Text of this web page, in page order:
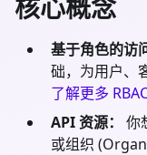
核心概念
基于角色的访
础，为用户、
了解更多
API 资源：
你
或组织